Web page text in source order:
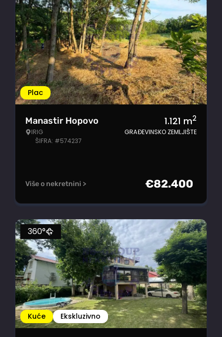
Plac
Manastir Hopovo
IRIG
ŠIFRA: #574237
1.121 m2
GRAĐEVINSKO ZEMLJIŠTE
Više o nekretnini > €82.400
Kuće Ekskluzivno
360°